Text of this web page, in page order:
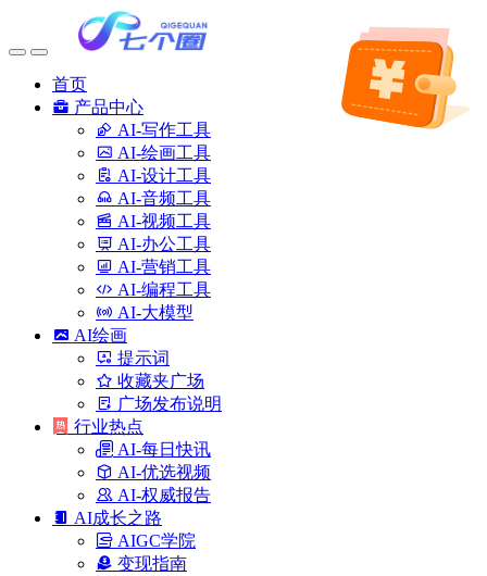
首页
产品中心
AI-写作工具
AI-绘画工具
AI-设计工具
AI-音频工具
AI-视频工具
AI-办公工具
AI-营销工具
AI-编程工具
AI-大模型
AI绘画
提示词
收藏夹广场
广场发布说明
行业热点
AI-每日快讯
AI-优选视频
AI-权威报告
AI成长之路
AIGC学院
变现指南